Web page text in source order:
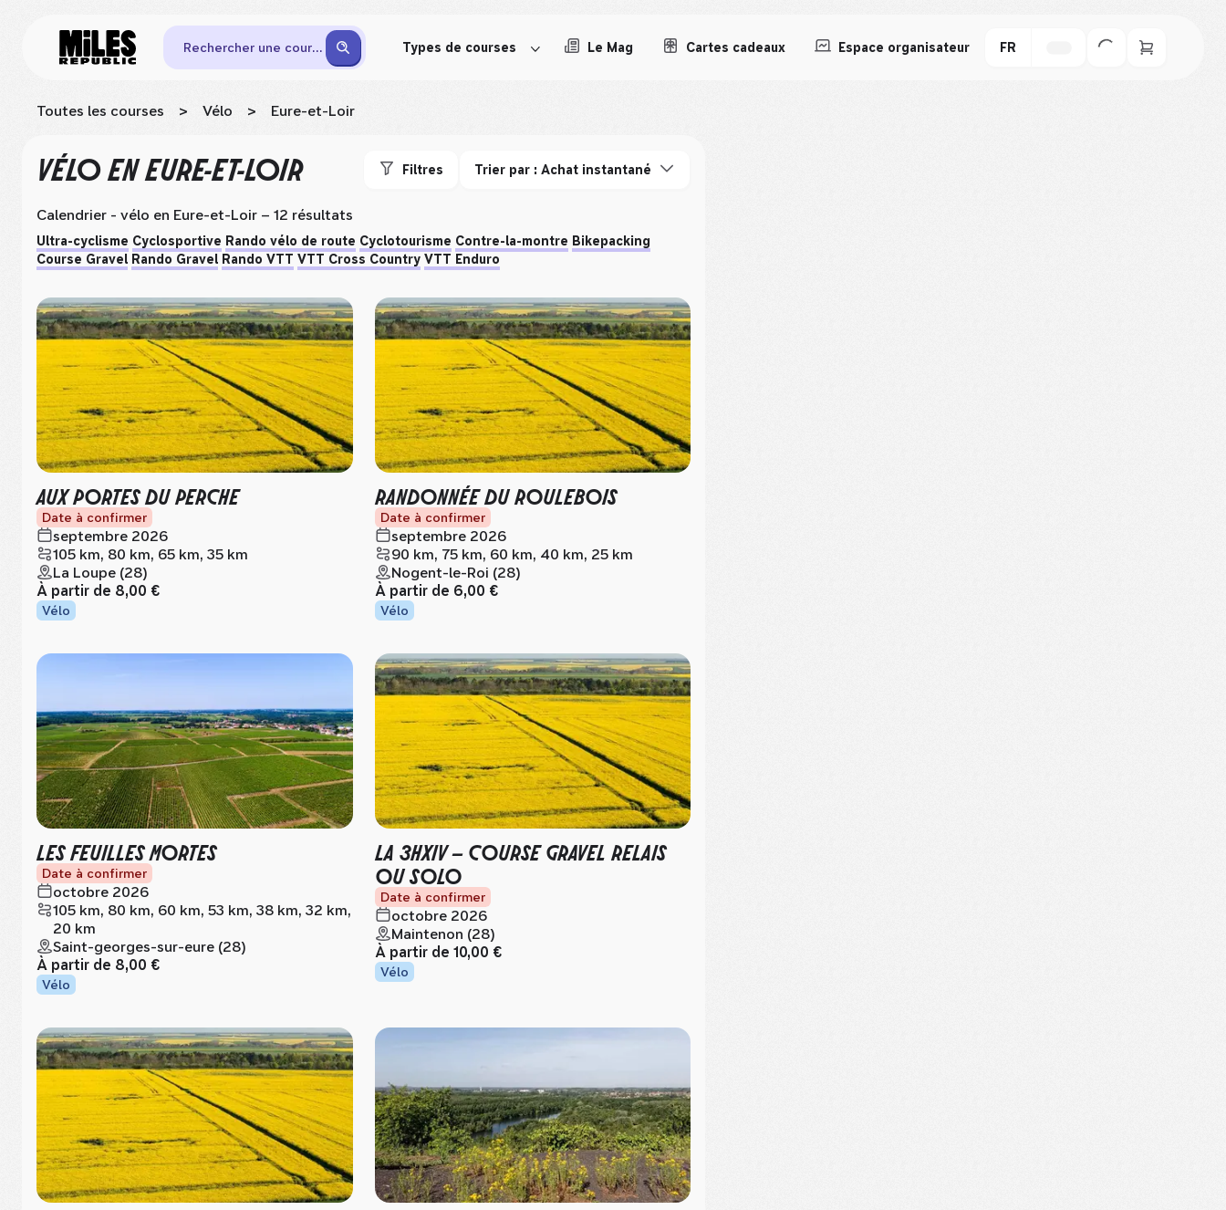
Rechercher une course Types de courses Le Mag Cartes cadeaux Espace organisateur FR
Toutes les courses > Vélo > Eure-et-Loir
VÉLOEN EURE-ET-LOIR Filtres Trier par : Achat instantané
Calendrier - vélo en Eure-et-Loir – 12 résultats
Ultra-cyclisme Cyclosportive Rando vélo de route Cyclotourisme Contre-la-montre Bikepacking
Course Gravel Rando Gravel Rando VTT VTT Cross Country VTT Enduro
AUX PORTES DU PERCHE
Date à confirmer
septembre 2026
105 km, 80 km, 65 km, 35 km
La Loupe (28)
À partir de 8,00 €
Vélo
RANDONNÉE DU ROULEBOIS
Date à confirmer
septembre 2026
90 km, 75 km, 60 km, 40 km, 25 km
Nogent-le-Roi (28)
À partir de 6,00 €
Vélo
LES FEUILLES MORTES
Date à confirmer
octobre 2026
105 km, 80 km, 60 km, 53 km, 38 km, 32 km,
20 km
Saint-georges-sur-eure (28)
À partir de 8,00 €
Vélo
LA 3HXIV – COURSE GRAVEL RELAIS
OU SOLO
Date à confirmer
octobre 2026
Maintenon (28)
À partir de 10,00 €
Vélo